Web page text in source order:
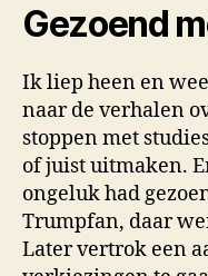
Gezoend
Ik liep heen en
naar de verhalen
stoppen met
of juist uitmaken.
ongeluk had
Trumpfan, daar
Later vertrok een